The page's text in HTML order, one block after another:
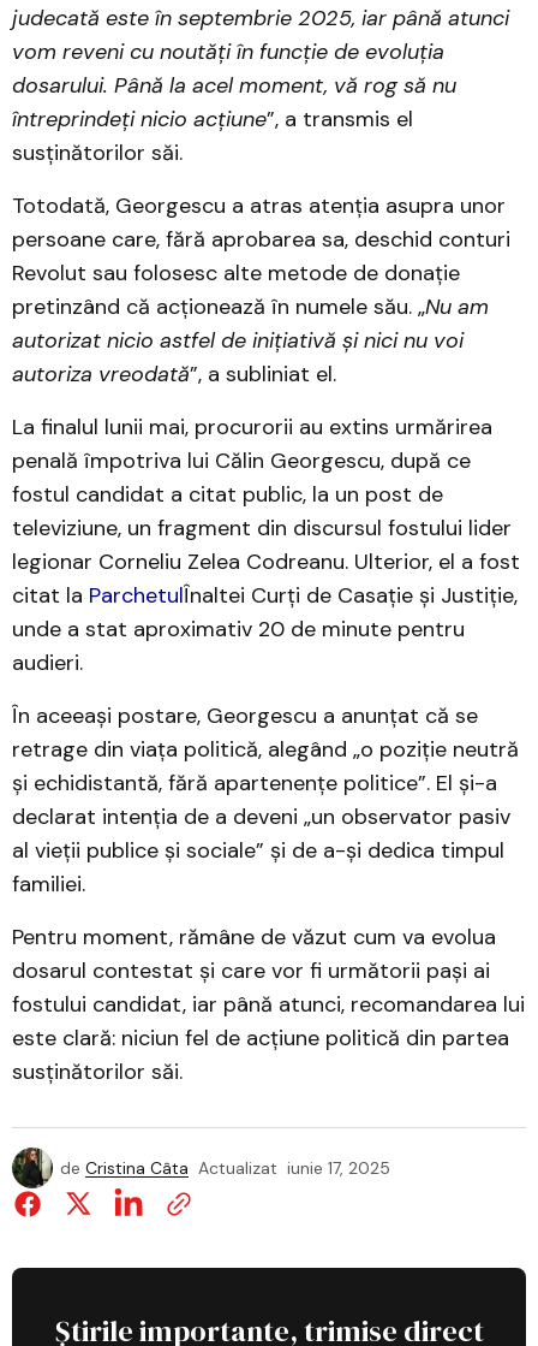
judecată este în septembrie 2025, iar până atunci
vom reveni cu noutăți în funcție de evoluția
dosarului. Până la acel moment, vă rog să nu
întreprindeți nicio acțiune”, a transmis el
susținătorilor săi.
Totodată, Georgescu a atras atenția asupra unor
persoane care, fără aprobarea sa, deschid conturi
Revolut sau folosesc alte metode de donație
pretinzând că acționează în numele său. „Nu am
autorizat nicio astfel de inițiativă și nici nu voi
autoriza vreodată”, a subliniat el.
La finalul lunii mai, procurorii au extins urmărirea
penală împotriva lui Călin Georgescu, după ce
fostul candidat a citat public, la un post de
televiziune, un fragment din discursul fostului lider
legionar Corneliu Zelea Codreanu. Ulterior, el a fost
citat la ParchetulÎnaltei Curți de Casație și Justiție,
unde a stat aproximativ 20 de minute pentru
audieri.
În aceeași postare, Georgescu a anunțat că se
retrage din viața politică, alegând „o poziție neutră
și echidistantă, fără apartenențe politice”. El și-a
declarat intenția de a deveni „un observator pasiv
al vieții publice și sociale” și de a-și dedica timpul
familiei.
Pentru moment, rămâne de văzut cum va evolua
dosarul contestat și care vor fi următorii pași ai
fostului candidat, iar până atunci, recomandarea lui
este clară: niciun fel de acțiune politică din partea
susținătorilor săi.
de Cristina Câta Actualizat iunie 17, 2025
Știrile importante, trimise direct